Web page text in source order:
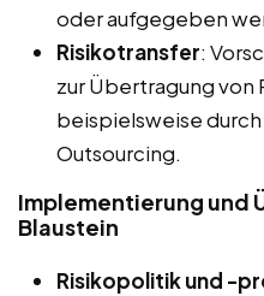
oder aufgegeben
Risikotransfer:
zur Übertragung von
beispielsweise
Outsourcing.
Implementierung und
Blaustein
Risikopolitik und -